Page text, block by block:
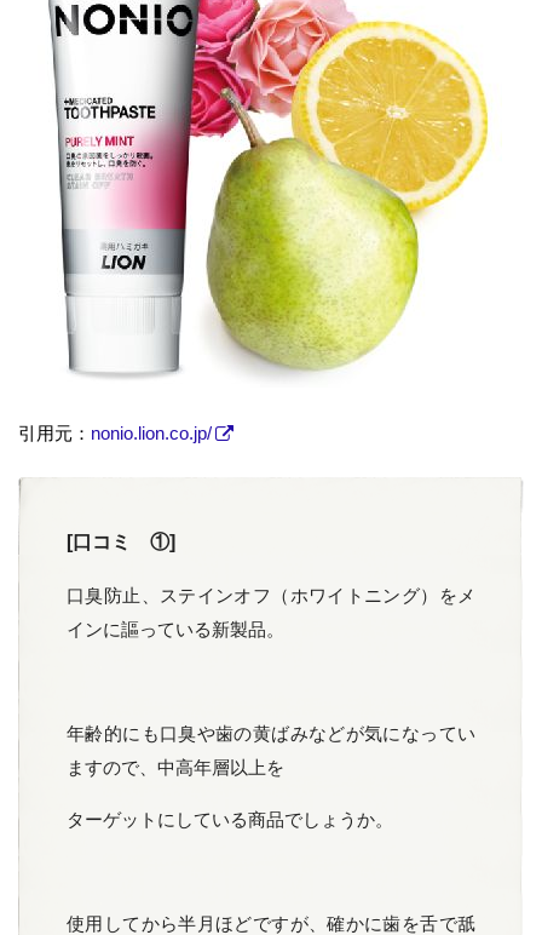
引用元： nonio.lion.co.jp/
[口コミ ①]
口臭防止、ステインオフ（ホワイトニング）をメ
インに謳っている新製品。
年齢的にも口臭や歯の黄ばみなどが気になってい
ますので、中高年層以上を
ターゲットにしている商品でしょうか。
使用してから半月ほどですが、確かに歯を舌で舐